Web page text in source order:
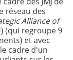
réseau des
Alliance of
(qui regroupe 9
et avec
cadre d'un